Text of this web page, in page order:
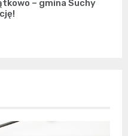
– gmina Suchy